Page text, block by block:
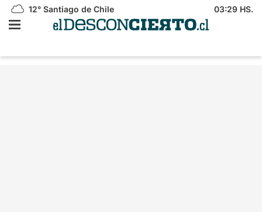
12° Santiago de Chile 03:29 HS.